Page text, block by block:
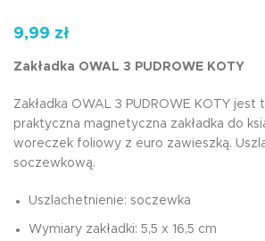
9,99 zł
Zakładka OWAL 3 PUDROWE KOTY
Zakładka OWAL 3 PUDROWE KOTY jest
praktyczna magnetyczna zakładka do
woreczek foliowy z euro zawieszką.
soczewkową.
Uszlachetnienie: soczewka
Wymiary zakładki: 5,5 x 16,5 cm